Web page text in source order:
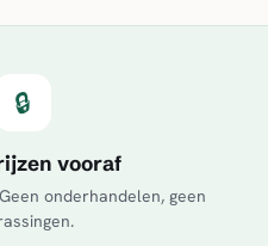
🔒
vooraf
onderhandelen, geen